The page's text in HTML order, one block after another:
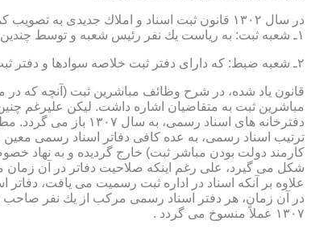
در سال ۱۳۰۲ قانون ثبت اسناد و املاك جدیدی به تصویب كمیسیون عدلیه مجلس شورای ملی رسید كه مطابق ماده ۵ قانون یاد شده، هر دایره ثبت اسناد، از دو قسمت زیر تشكیل می شد.
۱ـ شعبه ثبت: به ریاست یك نفر رئیس شعبه و توسط چندین مأمور متخصص (بنام مباشرین ثبت) اداره می شد
۲ـ شعبه ضبط: كه دارای دفتر ثبت خلاصه سوادها و دفتر ثبت عایدات بود و توسط سایر كارمندان (اجزاء) اداره ثبت تصدی می شد .
مباشرین ثبت به متقاضیان اشاره داشت. لیكن علیرغم
ترتیب اسناد رسمی، به عده كافی دفاتر اسناد رسمی
كارمند دولت بودن مباشر ثبت) خارج گردیده و به نهاد
علاوه بر آنكه اسناد در اداره ثبت رسمیت می یافت،
۱۳۰۷ عملاً منسوخ می گردد .